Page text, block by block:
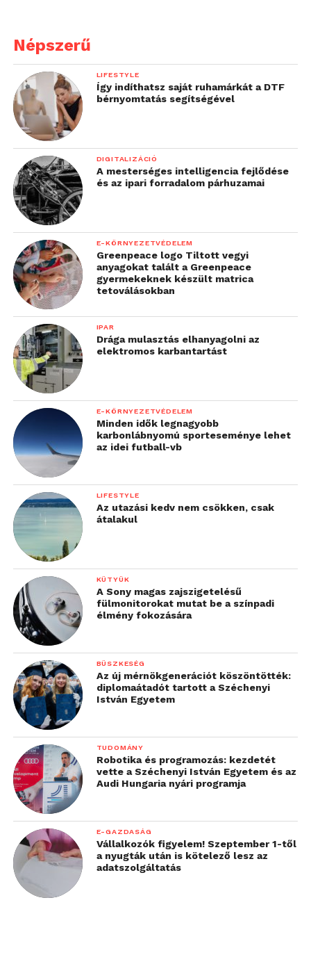
Népszerű
LIFESTYLE
Így indíthatsz saját ruhamárkát a DTF
bérnyomtatás segítségével
DIGITALIZÁCIÓ
A mesterséges intelligencia fejlődése
és az ipari forradalom párhuzamai
E-KÖRNYEZETVÉDELEM
Greenpeace logo Tiltott vegyi
anyagokat talált a Greenpeace
gyermekeknek készült matrica
tetoválásokban
IPAR
Drága mulasztás elhanyagolni az
elektromos karbantartást
E-KÖRNYEZETVÉDELEM
Minden idők legnagyobb
karbonlábnyomú sporteseménye lehet
az idei futball-vb
LIFESTYLE
Az utazási kedv nem csökken, csak
átalakul
KÜTYÜK
A Sony magas zajszigetelésű
fülmonitorokat mutat be a színpadi
élmény fokozására
BÜSZKESÉG
Az új mérnökgenerációt köszöntötték:
diplomaátadót tartott a Széchenyi
István Egyetem
TUDOMÁNY
Robotika és programozás: kezdetét
vette a Széchenyi István Egyetem és az
Audi Hungaria nyári programja
E-GAZDASÁG
Vállalkozók figyelem! Szeptember 1-től
a nyugták után is kötelező lesz az
adatszolgáltatás